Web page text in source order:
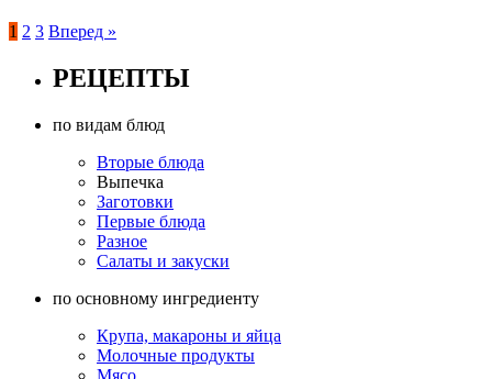
1 2 3 Вперед »
РЕЦЕПТЫ
по видам блюд
Вторые блюда
Выпечка
Заготовки
Первые блюда
Разное
Салаты и закуски
по основному ингредиенту
Крупа, макароны и яйца
Молочные продукты
Мясо